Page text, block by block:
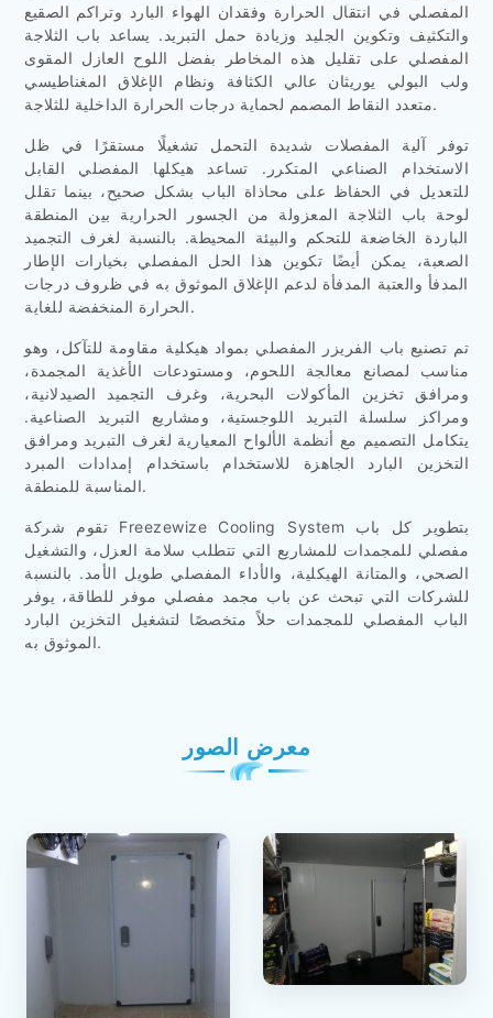
المفصلي في انتقال الحرارة وفقدان الهواء البارد وتراكم الصقيع
والتكثيف وتكوين الجليد وزيادة حمل التبريد. يساعد باب الثلاجة
المفصلي على تقليل هذه المخاطر بفضل اللوح العازل المقوى
ولب البولي يوريثان عالي الكثافة ونظام الإغلاق المغناطيسي
متعدد النقاط المصمم لحماية درجات الحرارة الداخلية للثلاجة.
توفر آلية المفصلات شديدة التحمل تشغيلًا مستقرًا في ظل
الاستخدام الصناعي المتكرر. تساعد هيكلها المفصلي القابل
للتعديل في الحفاظ على محاذاة الباب بشكل صحيح، بينما تقلل
لوحة باب الثلاجة المعزولة من الجسور الحرارية بين المنطقة
الباردة الخاضعة للتحكم والبيئة المحيطة. بالنسبة لغرف التجميد
الصعبة، يمكن أيضًا تكوين هذا الحل المفصلي بخيارات الإطار
المدفأ والعتبة المدفأة لدعم الإغلاق الموثوق به في ظروف درجات
الحرارة المنخفضة للغاية.
تم تصنيع باب الفريزر المفصلي بمواد هيكلية مقاومة للتآكل، وهو
مناسب لمصانع معالجة اللحوم، ومستودعات الأغذية المجمدة،
ومرافق تخزين المأكولات البحرية، وغرف التجميد الصيدلانية،
ومراكز سلسلة التبريد اللوجستية، ومشاريع التبريد الصناعية.
يتكامل التصميم مع أنظمة الألواح المعيارية لغرف التبريد ومرافق
التخزين البارد الجاهزة للاستخدام باستخدام إمدادات المبرد
المناسبة للمنطقة.
تقوم شركة Freezewize Cooling System بتطوير كل باب
مفصلي للمجمدات للمشاريع التي تتطلب سلامة العزل، والتشغيل
الصحي، والمتانة الهيكلية، والأداء المفصلي طويل الأمد. بالنسبة
للشركات التي تبحث عن باب مجمد مفصلي موفر للطاقة، يوفر
الباب المفصلي للمجمدات حلاً متخصصًا لتشغيل التخزين البارد
الموثوق به.
معرض الصور